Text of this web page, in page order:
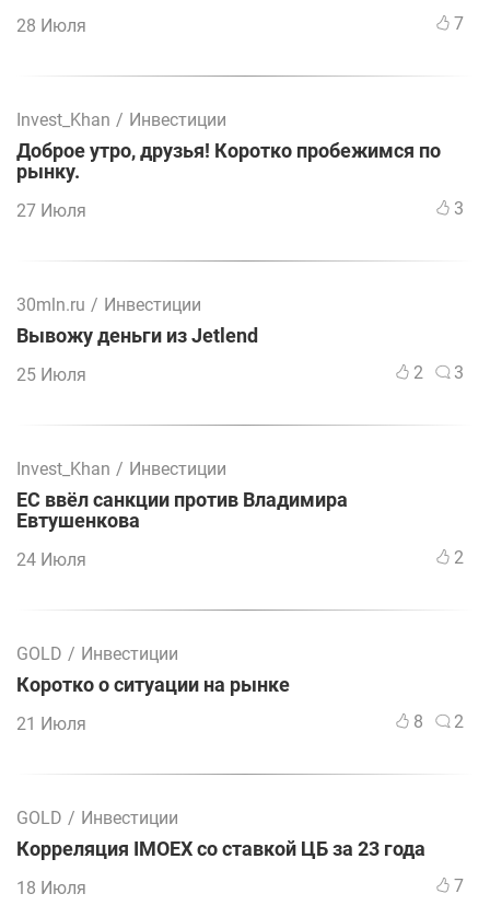
28 Июля 7
Invest_Khan / Инвестиции
Доброе утро, друзья! Коротко пробежимся по
рынку.
27 Июля 3
30mln.ru / Инвестиции
Вывожу деньги из Jetlend
25 Июля 2 3
Invest_Khan / Инвестиции
ЕС ввёл санкции против Владимира
Евтушенкова
24 Июля 2
GOLD / Инвестиции
Коротко о ситуации на рынке
21 Июля 8 2
GOLD / Инвестиции
Корреляция IMOEX со ставкой ЦБ за 23 года
18 Июля 7